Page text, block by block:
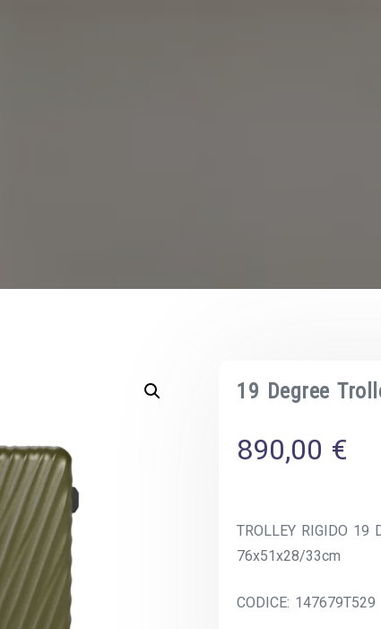
19 Degree
890,00 €
TROLLEY RIGIDO 19
76x51x28/33cm
CODICE: 147679T529